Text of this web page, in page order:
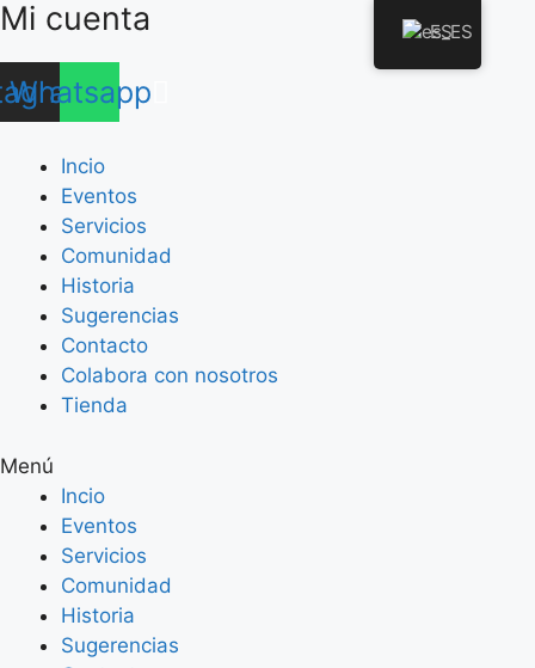
Saltar
Mi cuenta
Whatsapp
Incio
Eventos
Servicios
Comunidad
Historia
Sugerencias
Contacto
Colabora con nosotros
Tienda
Menú
Incio
Eventos
Servicios
Comunidad
Historia
Sugerencias
ES